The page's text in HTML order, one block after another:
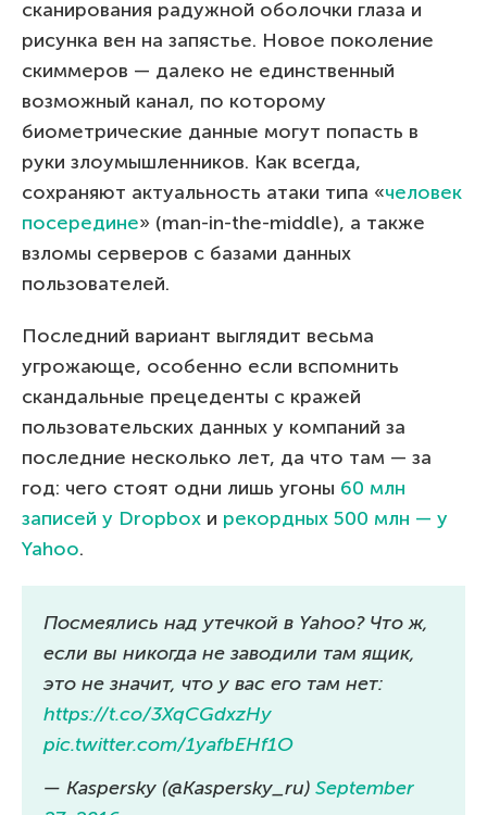
сканирования радужной оболочки глаза и
рисунка вен на запястье. Новое поколение
скиммеров — далеко не единственный
возможный канал, по которому
биометрические данные могут попасть в
руки злоумышленников. Как всегда,
сохраняют актуальность атаки типа «человек
посередине» (man-in-the-middle), а также
взломы серверов с базами данных
пользователей.
Последний вариант выглядит весьма
угрожающе, особенно если вспомнить
скандальные прецеденты с кражей
пользовательских данных у компаний за
последние несколько лет, да что там — за
год: чего стоят одни лишь угоны 60 млн
записей у Dropbox и рекордных 500 млн — у
Yahoo.
Посмеялись над утечкой в Yahoo? Что ж,
если вы никогда не заводили там ящик,
это не значит, что у вас его там нет:
https://t.co/3XqCGdxzHy
pic.twitter.com/1yafbEHf1O
— Kaspersky (@Kaspersky_ru) September